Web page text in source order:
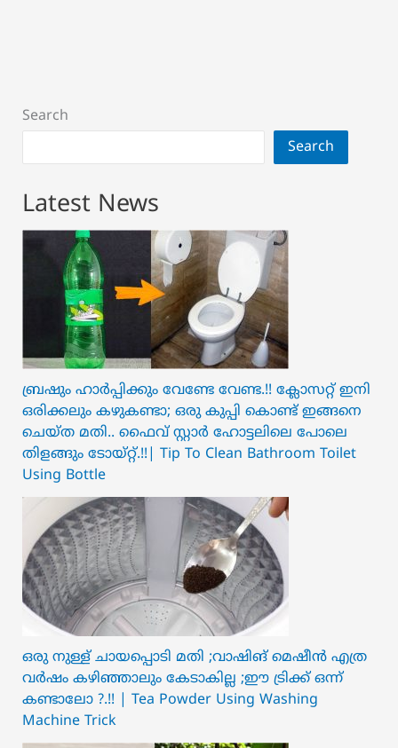
Search
Search
Latest News
ബ്രഷും ഹാർപ്പിക്കും വേണ്ടേ വേണ്ട.!! ക്ലോസറ്റ് ഇനി
ഒരിക്കലും കഴുകണ്ടാ; ഒരു കുപ്പി കൊണ്ട് ഇങ്ങനെ
ചെയ്ത മതി.. ഫൈവ് സ്റ്റാർ ഹോട്ടലിലെ പോലെ
തിളങ്ങും ടോയ്റ്റ്.!!| Tip To Clean Bathroom Toilet
Using Bottle
ഒരു നുള്ള് ചായപ്പൊടി മതി ;വാഷിങ് മെഷീൻ എത്ര
വർഷം കഴിഞ്ഞാലും കേടാകില്ല ;ഈ ട്രിക്ക് ഒന്ന്
കണ്ടാലോ ?.!! | Tea Powder Using Washing
Machine Trick